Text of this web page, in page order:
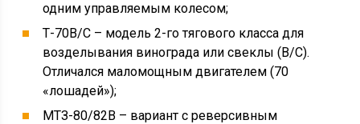
одним управляемым колесом;
Т-70В/С – модель 2-го тягового класса для
возделывания винограда или свеклы (В/С).
Отличался маломощным двигателем (70
«лошадей»);
МТЗ-80/82В – вариант с реверсивным